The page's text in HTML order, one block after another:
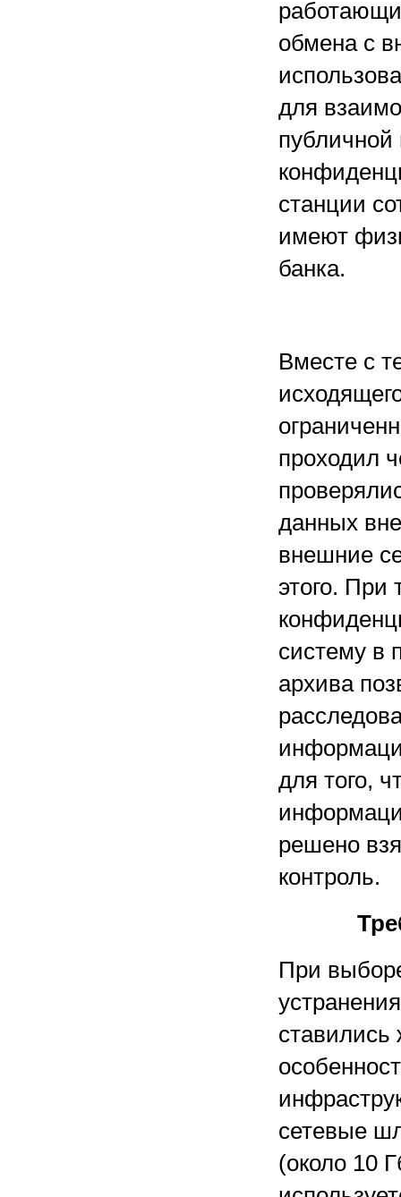
обмена с
для
публичной
станции
имеют
банка.
Вместе с
проходил
данных
внешние
этого. При
систему в
архива
для того,
решено
контроль.
При
ставились
сетевые
(около 10